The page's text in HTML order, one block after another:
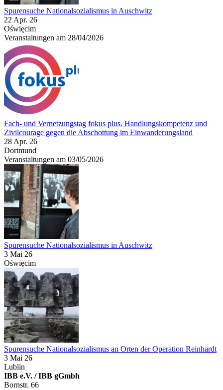
Spurensuche Nationalsozialismus in Auschwitz
22 Apr. 26
Oświęcim
Veranstaltungen am 28/04/2026
Fach- und Vernetzungstag fokus plus. Handlungskompetenz und
Zivilcourage gegen die Abschottung im Einwanderungsland
28 Apr. 26
Dortmund
Veranstaltungen am 03/05/2026
Spurensuche Nationalsozialismus in Auschwitz
3 Mai 26
Oświęcim
Spurensuche Nationalsozialismus an Orten der Operation Reinhardt
3 Mai 26
Lublin
IBB e.V. / IBB gGmbh
Bornstr. 66